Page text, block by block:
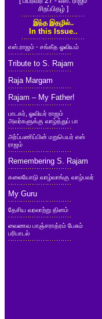
சிறப்பிதழ் ]
இந்த இதழில்..
In this Issue..
எஸ்.ராஜம் - சங்கீத ஓவியம்
Tribute to S. Rajam
Raja Margam
Rajam – My Father!
பாடகர், ஓவியர் ராஜம்
அவர்களுக்கு வாழ்த்துப் பா
அர்ப்பணிப்பின் மறுபெயர் எஸ்
ராஜம்
Remembering S. Rajam
கலையோடு வாழ்வாங்கு வாழ்பவர்
My Guru
தேசிய வரலாற்று தினம்
வைணவ பாஞ்சராத்ரம் பேசும்
பரிபாடல்